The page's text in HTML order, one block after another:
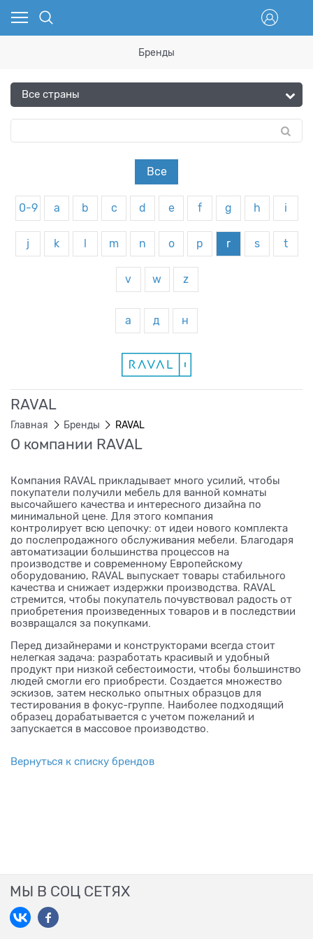
Бренды
Все
0-9 a b c d e f g h i
j k m n o p r s t
v w z
а д н
RAVAL
Главная Бренды RAVAL
О компании RAVAL
Компания RAVAL прикладывает много усилий, чтобы
покупатели получили мебель для ванной комнаты
высочайшего качества и интересного дизайна по
минимальной цене. Для этого компания
контролирует всю цепочку: от идеи нового комплекта
до послепродажного обслуживания мебели. Благодаря
автоматизации большинства процессов на
производстве и современному Европейскому
оборудованию, RAVAL выпускает товары стабильного
качества и снижает издержки производства. RAVAL
стремится, чтобы покупатель почувствовал радость от
приобретения произведенных товаров и в последствии
возвращался за покупками.
Перед дизайнерами и конструкторами всегда стоит
нелегкая задача: разработать красивый и удобный
продукт при низкой себестоимости, чтобы большинство
людей смогли его приобрести. Создается множество
эскизов, затем несколько опытных образцов для
тестирования в фокус-группе. Наиболее подходящий
образец дорабатывается с учетом пожеланий и
запускается в массовое производство.
Вернуться к списку брендов
МЫ В СОЦ СЕТЯХ